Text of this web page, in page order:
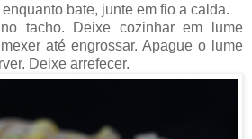
bate, junte em fio a calda.
tacho. Deixe cozinhar em lume
até engrossar. Apague o lume
Deixe arrefecer.